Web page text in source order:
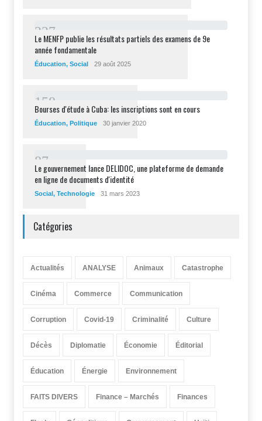
227
Le MENFP publie les résultats partiels des examens de 9e
année fondamentale
Éducation, Social 29 août 2025
1 58
Bourses d'étude à Cuba: les inscriptions sont en cours
Éducation, Politique 30 janvier 2020
87
Le gouvernement lance DELIDOC, une plateforme de demande
en ligne de documents d'identité
Social, Technologie 31 mars 2023
Catégories
Actualités ANALYSE Animaux Catastrophe
Cinéma Commerce Communication
Corruption Covid-19 Criminalité Culture
Décès Diplomatie Économie Éditorial
Éducation Énergie Environnement
FAITS DIVERS Finance – Marchés Finances